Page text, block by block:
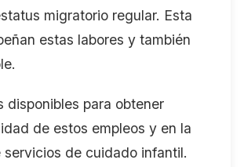
migratorio regular. Esta
estas labores y también
disponibles para obtener
de estos empleos y en la
de cuidado infantil.